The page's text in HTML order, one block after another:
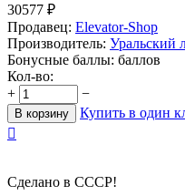
30577 ₽
Продавец: Elevator-Shop
Производитель: Уральский
Бонусные баллы: баллов
Кол-во:
+
−
В корзину
Купить в один

Сделано в СССР!